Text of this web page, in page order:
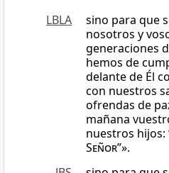
LBLA
sino para que
nosotros y
generaciones
hemos de
delante de Él
con nuestros
ofrendas de
mañana
nuestros hijos:
Señor”».